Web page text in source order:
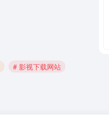
# 影视下载网站